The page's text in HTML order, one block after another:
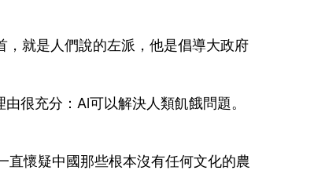
就是人們說的左派，他是倡導大政府
很充分：Al可以解決人類飢餓問題。
直懷疑中國那些根本沒有任何文化的農